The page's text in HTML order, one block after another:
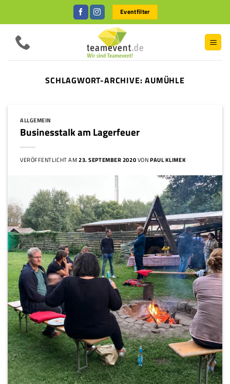
Eventfilter
SCHLAGWORT-ARCHIVE:AUMÜHLE
ALLGEMEIN
Businesstalk am Lagerfeuer
VERÖFFENTLICHT AM23. SEPTEMBER 2020VONPAUL KLIMEK